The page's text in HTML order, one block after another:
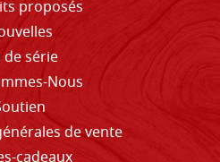
proposés
de série
Nous
de vente